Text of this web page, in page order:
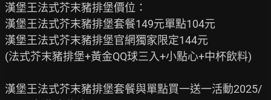
漢堡王法式芥末豬排堡價位：
漢堡王法式芥末豬排堡套餐149元單點104元
漢堡王法式芥末豬排堡官網獨家限定144元
(法式芥末豬排堡+黃金QQ球三入+小點心+中杯飲料)
漢堡王法式芥末豬排堡套餐與單點買一送一活動2025/